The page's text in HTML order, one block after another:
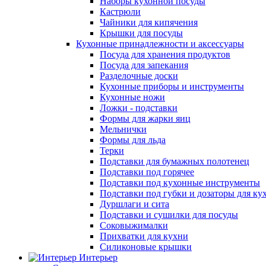
Кастрюли
Чайники для кипячения
Крышки для посуды
Кухонные принадлежности и аксессуары
Посуда для хранения продуктов
Посуда для запекания
Разделочные доски
Кухонные приборы и инструменты
Кухонные ножи
Ложки - подставки
Формы для жарки яиц
Мельнички
Формы для льда
Терки
Подставки для бумажных полотенец
Подставки под горячее
Подставки под кухонные инструменты
Подставки под губки и дозаторы для
Дуршлаги и сита
Подставки и сушилки для посуды
Соковыжималки
Прихватки для кухни
Силиконовые крышки
Интерьер